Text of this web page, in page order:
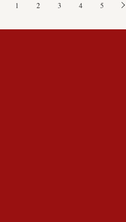
1 2 3 4 5